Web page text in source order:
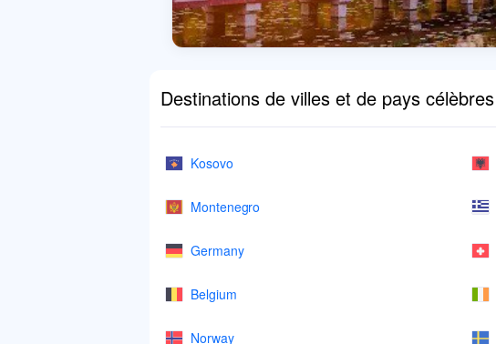
Destinations de villes et de pays célèbres
Kosovo
Montenegro
Germany
Belgium
Norway